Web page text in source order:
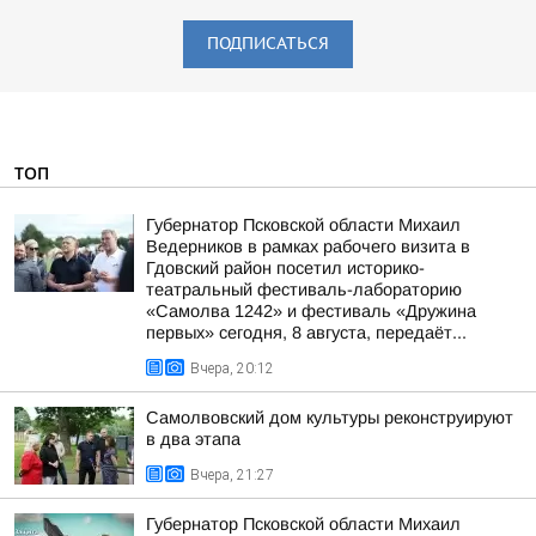
ПОДПИСАТЬСЯ
ТОП
Губернатор Псковской области Михаил
Ведерников в рамках рабочего визита в
Гдовский район посетил историко-
театральный фестиваль-лабораторию
«Самолва 1242» и фестиваль «Дружина
первых» сегодня, 8 августа, передаёт...
Вчера, 20:12
Самолвовский дом культуры реконструируют
в два этапа
Вчера, 21:27
Губернатор Псковской области Михаил